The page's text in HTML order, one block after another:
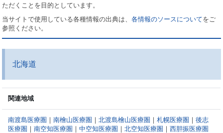
ただくことを目的としています。
当サイトで使用している各種情報の出典は、各情報のソースについてをご
参照ください。
北海道
関連地域
南渡島医療圏 ｜南檜山医療圏 ｜北渡島檜山医療圏 ｜札幌医療圏 ｜後志
医療圏 ｜南空知医療圏 ｜中空知医療圏 ｜北空知医療圏 ｜西胆振医療圏